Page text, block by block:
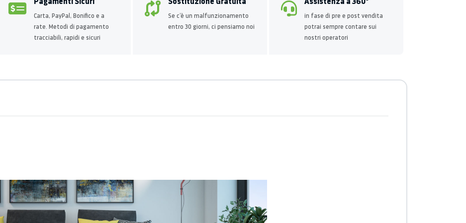
Carta, PayPal, Bonifico e a
rate. Metodi di pagamento
tracciabili, rapidi e sicuri
Se c’è un malfunzionamento
entro 30 giorni, ci pensiamo noi
in fase di pre e post vendita
potrai sempre contare sui
nostri operatori